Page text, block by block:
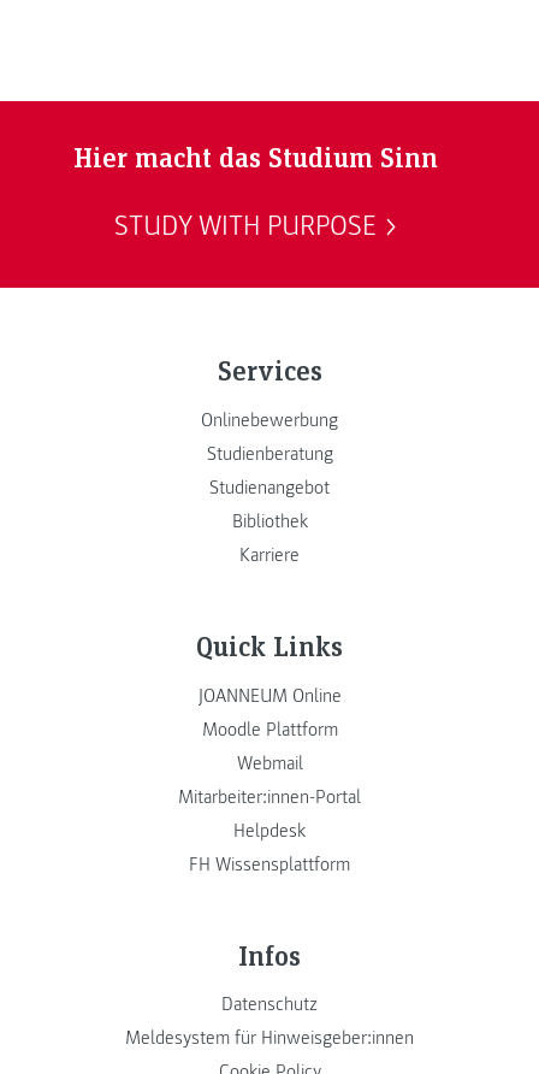
Hier macht das Studium Sinn
STUDY WITH PURPOSE
Services
Onlinebewerbung
Studienberatung
Studienangebot
Bibliothek
Karriere
Quick Links
JOANNEUM Online
Moodle Plattform
Webmail
Mitarbeiter:innen-Portal
Helpdesk
FH Wissensplattform
Infos
Datenschutz
Meldesystem für Hinweisgeber:innen